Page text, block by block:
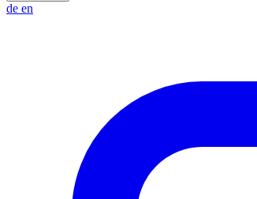
de en